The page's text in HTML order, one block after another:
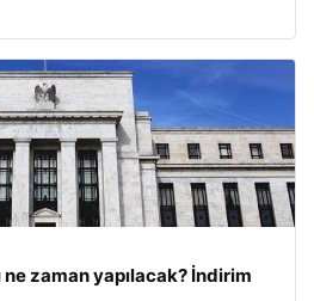
ne zaman yapılacak? İndirim